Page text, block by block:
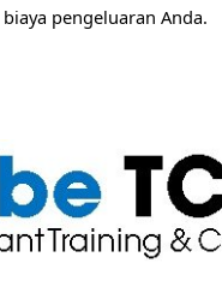
pengeluaran Anda.